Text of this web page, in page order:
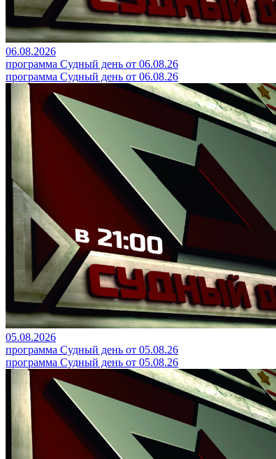
06.08.2026
программа Судный день от 06.08.26
программа Судный день от 06.08.26
05.08.2026
программа Судный день от 05.08.26
программа Судный день от 05.08.26